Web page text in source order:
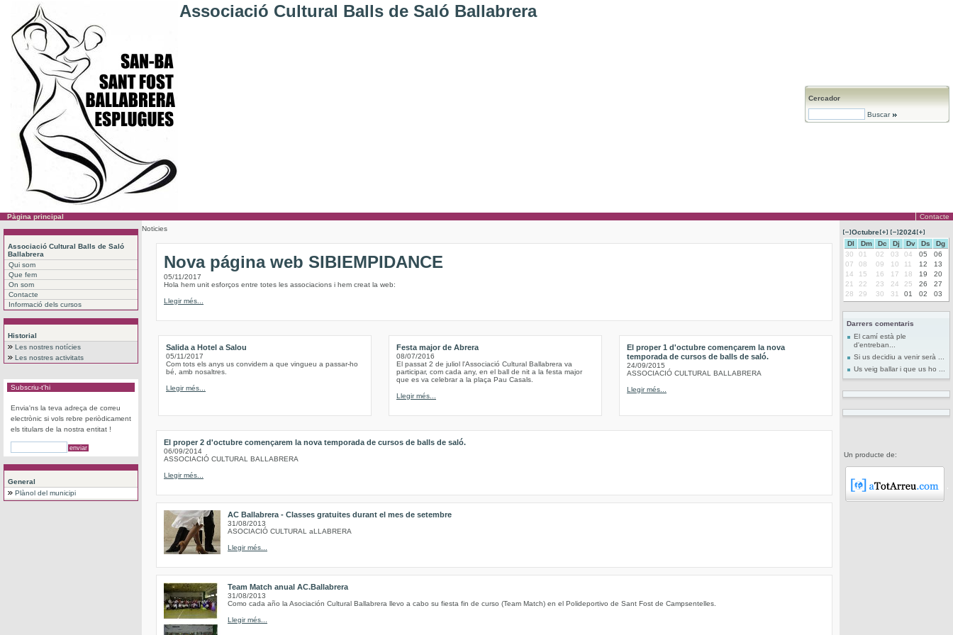
Associació Cultural Balls de Saló Ballabrera
Cercador
Buscar
Pàgina principal Contacte
Associació Cultural Balls de Saló
Ballabrera
Qui som
Que fem
On som
Contacte
Informació dels cursos
Historial
Les nostres notícies
Les nostres activitats
Subscriu-t'hi
Envia'ns la teva adreça de correu
electrònic si vols rebre periòdicament
els titulars de la nostra entitat !
General
Plànol del municipi
Noticies
Nova página web SIBIEMPIDANCE
05/11/2017
Hola hem unit esforços entre totes les associacions i hem creat la web:
Llegir més...
Salida a Hotel a Salou
05/11/2017
Com tots els anys us convidem a que vingueu a passar-ho
bé, amb nosaltres.
Llegir més...
Festa major de Abrera
08/07/2016
El passat 2 de juliol l'Associació Cultural Ballabrera va
participar, com cada any, en el ball de nit a la festa major
que es va celebrar a la plaça Pau Casals.
Llegir més...
El proper 1 d'octubre començarem la nova
temporada de cursos de balls de saló.
24/09/2015
ASSOCIACIÓ CULTURAL BALLABRERA
Llegir més...
El proper 2 d'octubre començarem la nova temporada de cursos de balls de saló.
06/09/2014
ASSOCIACIÓ CULTURAL BALLABRERA
Llegir més...
AC Ballabrera - Classes gratuites durant el mes de setembre
31/08/2013
ASOCIACIÓ CULTURAL aLLABRERA
Llegir més...
Team Match anual AC.Ballabrera
31/08/2013
Como cada año la Asociación Cultural Ballabrera llevo a cabo su fiesta fin de curso (Team Match) en el Polideportivo de Sant Fost de Campsentelles.
Llegir més...
Octubre
2024
Dl
Dm Dc Dj Dv Ds
Dg
30
01 02 03 04 05
06
07
08 09 10 11 12
13
14
15 16 17 18 19
20
21
22 23 24 25 26
27
28
29 30 31 01 02 03
Darrers comentaris
El camí està ple
d'entreban...
Si us decidiu a venir serà ...
Us veig ballar i que us ho ...
Un producte de: